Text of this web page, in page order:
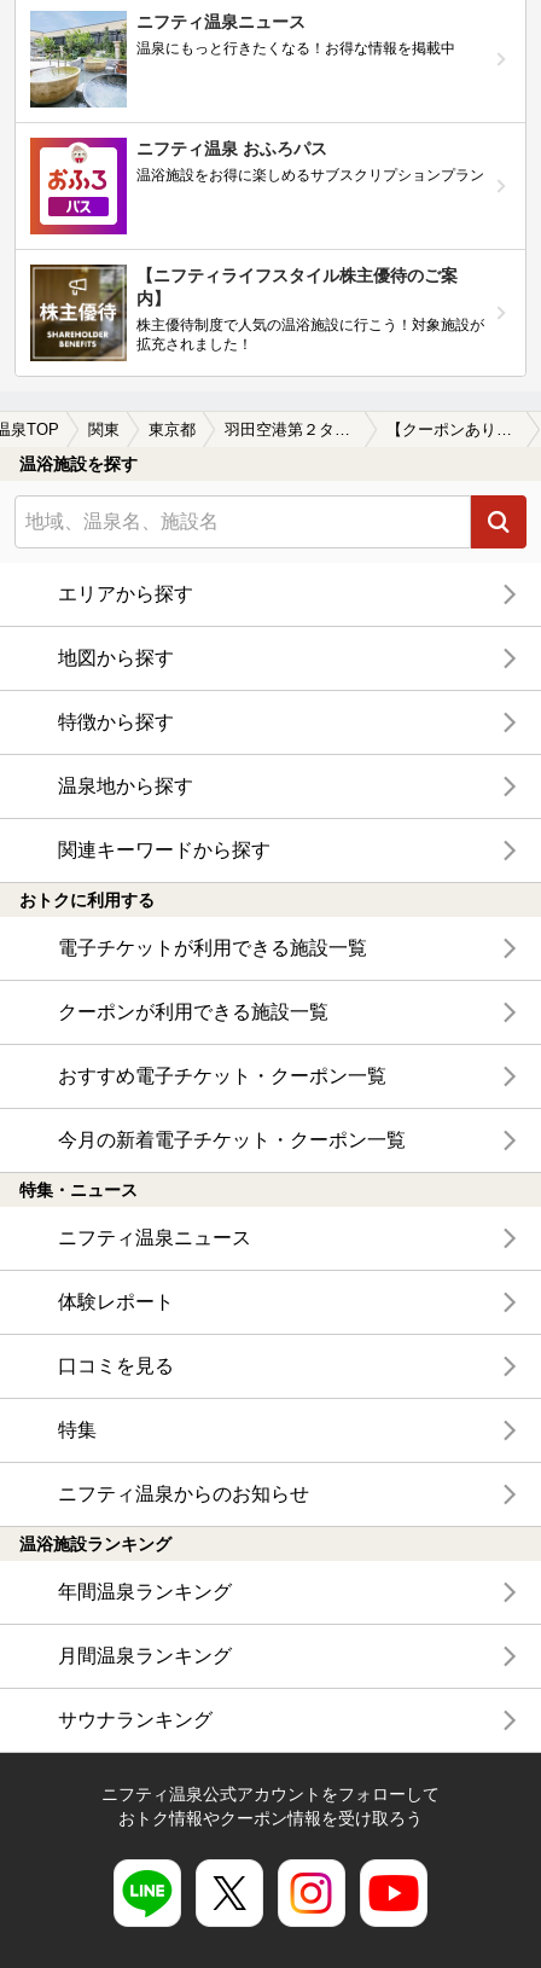
ニフティ温泉ニュース
温泉にもっと行きたくなる！お得な情報を掲載中
ニフティ温泉 おふろパス
温浴施設をお得に楽しめるサブスクリプションプラン
【ニフティライフスタイル株主優待のご案
内】
株主優待制度で人気の温浴施設に行こう！対象施設が
拡充されました！
泉TOP 関東 東京都 羽田空港第２ターミナル駅 【クーポンあり】朝風呂に入れる羽田空港第２ターミナル駅近くの温泉、日帰り温泉、スーパー銭湯おすすめ
温浴施設を探す
エリアから探す
地図から探す
特徴から探す
温泉地から探す
関連キーワードから探す
おトクに利用する
電子チケットが利用できる施設一覧
クーポンが利用できる施設一覧
おすすめ電子チケット・クーポン一覧
今月の新着電子チケット・クーポン一覧
特集・ニュース
ニフティ温泉ニュース
体験レポート
口コミを見る
特集
ニフティ温泉からのお知らせ
温浴施設ランキング
年間温泉ランキング
月間温泉ランキング
サウナランキング
ニフティ温泉公式アカウントをフォローして
おトク情報やクーポン情報を受け取ろう